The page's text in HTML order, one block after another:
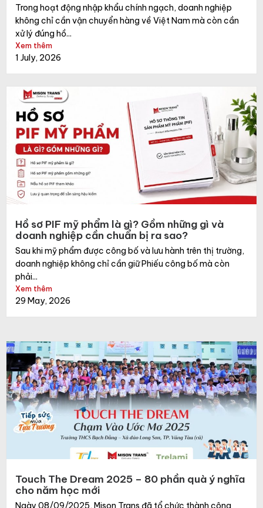
Trong hoạt động nhập khẩu chính ngạch, doanh nghiệp
không chỉ cần vận chuyển hàng về Việt Nam mà còn cần
xử lý đúng hồ...
Xem thêm
1 July, 2026
Hồ sơ PIF mỹ phẩm là gì? Gồm những gì và
doanh nghiệp cần chuẩn bị ra sao?
Sau khi mỹ phẩm được công bố và lưu hành trên thị trường,
doanh nghiệp không chỉ cần giữ Phiếu công bố mà còn
phải...
Xem thêm
29 May, 2026
Touch The Dream 2025 – 80 phần quà ý nghĩa
cho năm học mới